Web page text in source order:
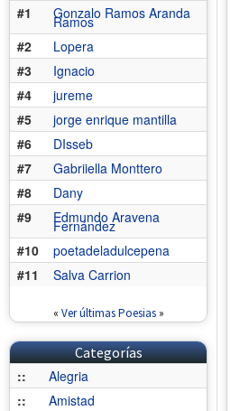
#1
Gonzalo Ramos Aranda
Ramos
#2
Lopera
#3
Ignacio
#4
jureme
#5
jorge enrique mantilla
#6
DIsseb
#7
Gabriiella Monttero
#8
Dany
#9
Edmundo Aravena
Fernández
#10
poetadeladulcepena
#11
Salva Carrion
« Ver últimas Poesias»
Categorías
::
Alegria
::
Amistad